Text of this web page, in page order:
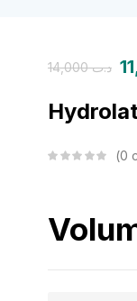
د.ت14,000
0